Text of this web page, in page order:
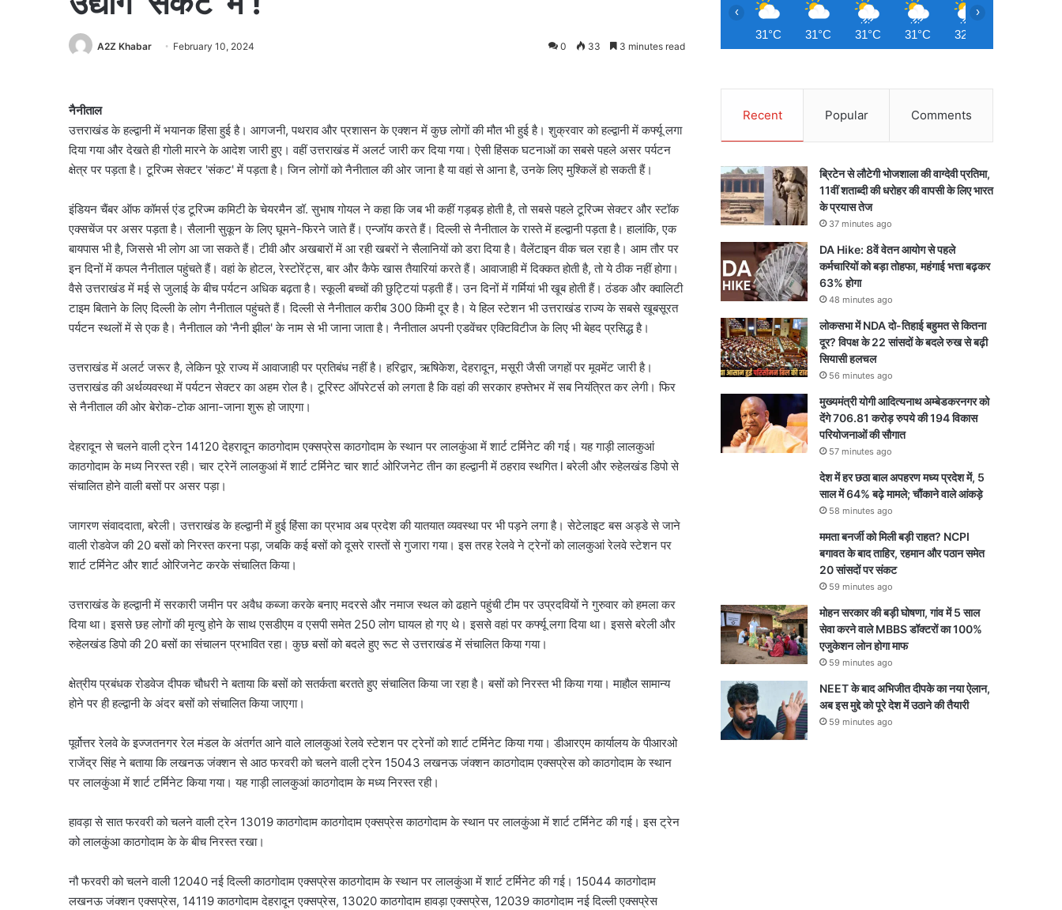
A2Z Khabar February 10, 2024 0 33 3 minutes read
नैनीताल
उत्तराखंड के हल्द्वानी में भयानक हिंसा हुई है। आगजनी, पथराव और प्रशासन के एक्शन में कुछ लोगों की मौत भी हुई है। शुक्रवार को हल्द्वानी में कर्फ्यू लगा
दिया गया और देखते ही गोली मारने के आदेश जारी हुए। वहीं उत्तराखंड में अलर्ट जारी कर दिया गया। ऐसी हिंसक घटनाओं का सबसे पहले असर पर्यटन
क्षेत्र पर पड़ता है। टूरिज्म सेक्टर 'संकट' में पड़ता है। जिन लोगों को नैनीताल की ओर जाना है या वहां से आना है, उनके लिए मुश्किलें हो सकती हैं।
इंडियन चैंबर ऑफ कॉमर्स एंड टूरिज्म कमिटी के चेयरमैन डॉ. सुभाष गोयल ने कहा कि जब भी कहीं गड़बड़ होती है, तो सबसे पहले टूरिज्म सेक्टर और स्टॉक
एक्सचेंज पर असर पड़ता है। सैलानी सुकून के लिए घूमने-फिरने जाते हैं। एन्जॉय करते हैं। दिल्ली से नैनीताल के रास्ते में हल्द्वानी पड़ता है। हालांकि, एक
बायपास भी है, जिससे भी लोग आ जा सकते हैं। टीवी और अखबारों में आ रही खबरों ने सैलानियों को डरा दिया है। वैलेंटाइन वीक चल रहा है। आम तौर पर
इन दिनों में कपल नैनीताल पहुंचते हैं। वहां के होटल, रेस्टोरेंट्स, बार और कैफे खास तैयारियां करते हैं। आवाजाही में दिक्कत होती है, तो ये ठीक नहीं होगा।
वैसे उत्तराखंड में मई से जुलाई के बीच पर्यटन अधिक बढ़ता है। स्कूली बच्चों की छुट्टियां पड़ती हैं। उन दिनों में गर्मियां भी खूब होती हैं। ठंडक और क्वालिटी
टाइम बिताने के लिए दिल्ली के लोग नैनीताल पहुंचते हैं। दिल्ली से नैनीताल करीब 300 किमी दूर है। ये हिल स्टेशन भी उत्तराखंड राज्य के सबसे खूबसूरत
पर्यटन स्थलों में से एक है। नैनीताल को 'नैनी झील' के नाम से भी जाना जाता है। नैनीताल अपनी एडवेंचर एक्टिविटीज के लिए भी बेहद प्रसिद्ध है।
उत्तराखंड में अलर्ट जरूर है, लेकिन पूरे राज्य में आवाजाही पर प्रतिबंध नहीं है। हरिद्वार, ऋषिकेश, देहरादून, मसूरी जैसी जगहों पर मूवमेंट जारी है।
उत्तराखंड की अर्थव्यवस्था में पर्यटन सेक्टर का अहम रोल है। टूरिस्ट ऑपरेटर्स को लगता है कि वहां की सरकार हफ्तेभर में सब नियंत्रित कर लेगी। फिर
से नैनीताल की ओर बेरोक-टोक आना-जाना शुरू हो जाएगा।
देहरादून से चलने वाली ट्रेन 14120 देहरादून काठगोदाम एक्सप्रेस काठगोदाम के स्थान पर लालकुंआ में शार्ट टर्मिनेट की गई। यह गाड़ी लालकुआं
काठगोदाम के मध्य निरस्त रही। चार ट्रेनें लालकुआं में शार्ट टर्मिनेट चार शार्ट ओरिजनेट तीन का हल्द्वानी में ठहराव स्थगित l बरेली और रुहेलखंड डिपो से
संचालित होने वाली बसों पर असर पड़ा।
जागरण संवाददाता, बरेली। उत्तराखंड के हल्द्वानी में हुई हिंसा का प्रभाव अब प्रदेश की यातयात व्यवस्था पर भी पड़ने लगा है। सेटेलाइट बस अड्डे से जाने
वाली रोडवेज की 20 बसों को निरस्त करना पड़ा, जबकि कई बसों को दूसरे रास्तों से गुजारा गया। इस तरह रेलवे ने ट्रेनों को लालकुआं रेलवे स्टेशन पर
शार्ट टर्मिनेट और शार्ट ओरिजनेट करके संचालित किया।
उत्तराखंड के हल्द्वानी में सरकारी जमीन पर अवैध कब्जा करके बनाए मदरसे और नमाज स्थल को ढहाने पहुंची टीम पर उप्रदवियों ने गुरुवार को हमला कर
दिया था। इससे छह लोगों की मृत्यु होने के साथ एसडीएम व एसपी समेत 250 लोग घायल हो गए थे। इससे वहां पर कर्फ्यू लगा दिया था। इससे बरेली और
रुहेलखंड डिपो की 20 बसों का संचालन प्रभावित रहा। कुछ बसों को बदले हुए रूट से उत्तराखंड में संचालित किया गया।
क्षेत्रीय प्रबंधक रोडवेज दीपक चौधरी ने बताया कि बसों को सतर्कता बरतते हुए संचालित किया जा रहा है। बसों को निरस्त भी किया गया। माहौल सामान्य
होने पर ही हल्द्वानी के अंदर बसों को संचालित किया जाएगा।
पूर्वोत्तर रेलवे के इज्जतनगर रेल मंडल के अंतर्गत आने वाले लालकुआं रेलवे स्टेशन पर ट्रेनों को शार्ट टर्मिनेट किया गया। डीआरएम कार्यालय के पीआरओ
राजेंद्र सिंह ने बताया कि लखनऊ जंक्शन से आठ फरवरी को चलने वाली ट्रेन 15043 लखनऊ जंक्शन काठगोदाम एक्सप्रेस को काठगोदाम के स्थान
पर लालकुंआ में शार्ट टर्मिनेट किया गया। यह गाड़ी लालकुआं काठगोदाम के मध्य निरस्त रही।
हावड़ा से सात फरवरी को चलने वाली ट्रेन 13019 काठगोदाम काठगोदाम एक्सप्रेस काठगोदाम के स्थान पर लालकुंआ में शार्ट टर्मिनेट की गई। इस ट्रेन
को लालकुंआ काठगोदाम के के बीच निरस्त रखा।
नौ फरवरी को चलने वाली 12040 नई दिल्ली काठगोदाम एक्सप्रेस काठगोदाम के स्थान पर लालकुंआ में शार्ट टर्मिनेट की गई। 15044 काठगोदाम
लखनऊ जंक्शन एक्सप्रेस, 14119 काठगोदाम देहरादून एक्सप्रेस, 13020 काठगोदाम हावड़ा एक्सप्रेस, 12039 काठगोदाम नई दिल्ली एक्सप्रेस
31°C 31°C 31°C 31°C 32°C
‹ ›
Recent Popular Comments
ब्रिटेन से लौटेगी भोजशाला की वाग्देवी प्रतिमा,
11वीं शताब्दी की धरोहर की वापसी के लिए भारत
के प्रयास तेज
37 minutes ago
DA Hike: 8वें वेतन आयोग से पहले
कर्मचारियों को बड़ा तोहफा, महंगाई भत्ता बढ़कर
63% होगा
48 minutes ago
लोकसभा में NDA दो-तिहाई बहुमत से कितना
दूर? विपक्ष के 22 सांसदों के बदले रुख से बढ़ी
सियासी हलचल
56 minutes ago
मुख्यमंत्री योगी आदित्यनाथ अम्बेडकरनगर को
देंगे 706.81 करोड़ रुपये की 194 विकास
परियोजनाओं की सौगात
57 minutes ago
देश में हर छठा बाल अपहरण मध्य प्रदेश में, 5
साल में 64% बढ़े मामले; चौंकाने वाले आंकड़े
58 minutes ago
ममता बनर्जी को मिली बड़ी राहत? NCPI
बगावत के बाद ताहिर, रहमान और पठान समेत
20 सांसदों पर संकट
59 minutes ago
मोहन सरकार की बड़ी घोषणा, गांव में 5 साल
सेवा करने वाले MBBS डॉक्टरों का 100%
एजुकेशन लोन होगा माफ
59 minutes ago
NEET के बाद अभिजीत दीपके का नया ऐलान,
अब इस मुद्दे को पूरे देश में उठाने की तैयारी
59 minutes ago